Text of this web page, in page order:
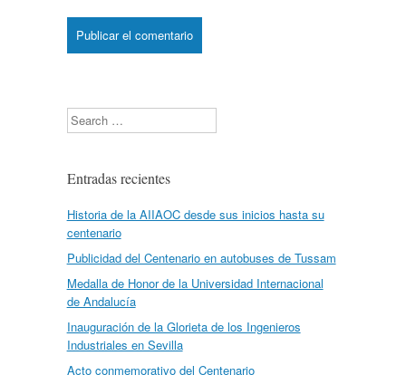
Search
Entradas recientes
Historia de la AIIAOC desde sus inicios hasta su
centenario
Publicidad del Centenario en autobuses de Tussam
Medalla de Honor de la Universidad Internacional
de Andalucía
Inauguración de la Glorieta de los Ingenieros
Industriales en Sevilla
Acto conmemorativo del Centenario